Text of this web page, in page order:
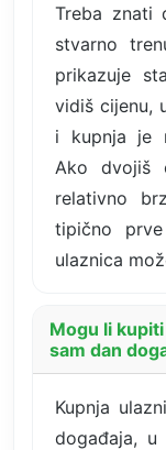
Treba znati
stvarno
prikazuje
vidiš cijenu,
i kupnja je
Ako dvojiš
relativno
tipično
ulaznica
Mogu li
sam dan
Kupnja
događaja,